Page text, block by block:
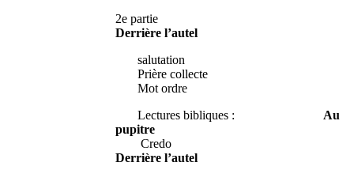
2e partie
Derrière l’autel
salutation
Prière collecte
Mot ordre
Lectures bibliques : Au
pupitre
Credo
Derrière l’autel